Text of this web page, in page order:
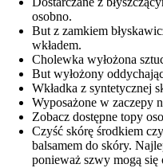
osobno.
But z zamkiem
wkładem.
Cholewka wyłożona
But wyłożony
Wkładka z syntetycznej
Wyposażone w zaczepy
Zobacz dostępne topy
Czyść skórę środkiem
balsamem do skóry.
ponieważ szwy mogą się